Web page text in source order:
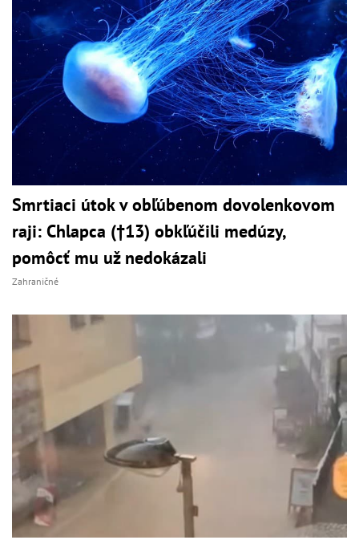
Smrtiaci útok v obľúbenom dovolenkovom
raji: Chlapca (†13) obkľúčili medúzy,
pomôcť mu už nedokázali
Zahraničné